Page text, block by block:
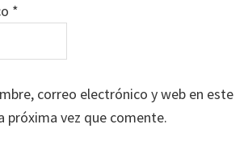
*
correo electrónico y web en este
próxima vez que comente.